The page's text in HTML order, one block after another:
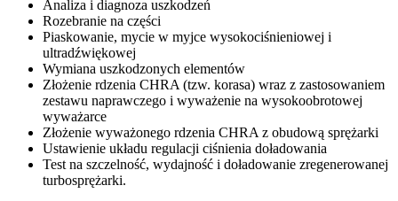
Analiza i diagnoza uszkodzeń
Rozebranie na części
Piaskowanie, mycie w myjce wysokociśnieniowej i
ultradźwiękowej
Wymiana uszkodzonych elementów
Złożenie rdzenia CHRA (tzw. korasa) wraz z zastosowaniem
zestawu naprawczego i wyważenie na wysokoobrotowej
wyważarce
Złożenie wyważonego rdzenia CHRA z obudową sprężarki
Ustawienie układu regulacji ciśnienia doładowania
Test na szczelność, wydajność i doładowanie zregenerowanej
turbosprężarki.